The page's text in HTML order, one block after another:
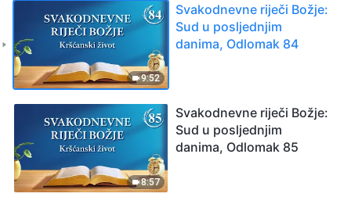
9:52
Svakodnevne riječi Božje:
Sud u posljednjim
danima, Odlomak 84
8:57
Svakodnevne riječi Božje:
Sud u posljednjim
danima, Odlomak 85